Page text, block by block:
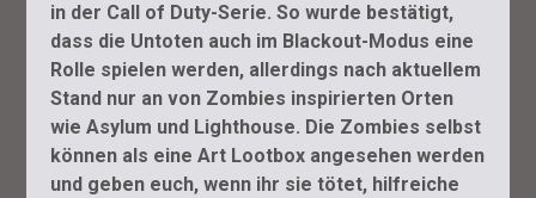
in der Call of Duty-Serie. So wurde bestätigt,
dass die Untoten auch im Blackout-Modus eine
Rolle spielen werden, allerdings nach aktuellem
Stand nur an von Zombies inspirierten Orten
wie Asylum und Lighthouse. Die Zombies selbst
können als eine Art Lootbox angesehen werden
und geben euch, wenn ihr sie tötet, hilfreiche